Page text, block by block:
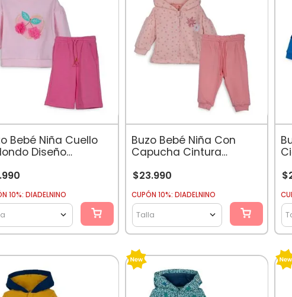
Bebé Niña Cuello
Diseño
.990
10%: DIADELNINO
Buzo Bebé Niña Con
Capucha Cintura
Damasco
$23.990
CUPÓN 10%: DIADELNINO
Talla
$